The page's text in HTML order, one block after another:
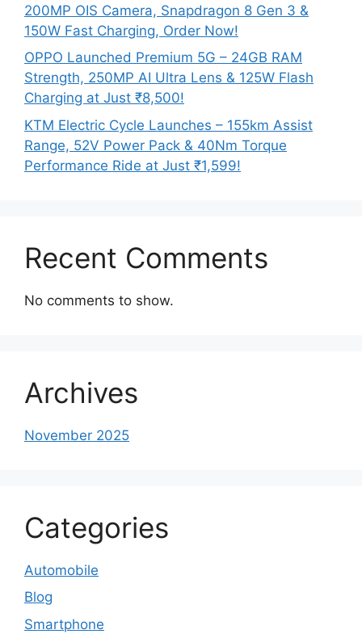
200MP OIS Camera, Snapdragon 8 Gen 3 &
150W Fast Charging, Order Now!
OPPO Launched Premium 5G – 24GB RAM
Strength, 250MP AI Ultra Lens & 125W Flash
Charging at Just ₹8,500!
KTM Electric Cycle Launches – 155km Assist
Range, 52V Power Pack & 40Nm Torque
Performance Ride at Just ₹1,599!
Recent Comments
No comments to show.
Archives
November 2025
Categories
Automobile
Blog
Smartphone